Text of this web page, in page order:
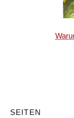
SEITEN